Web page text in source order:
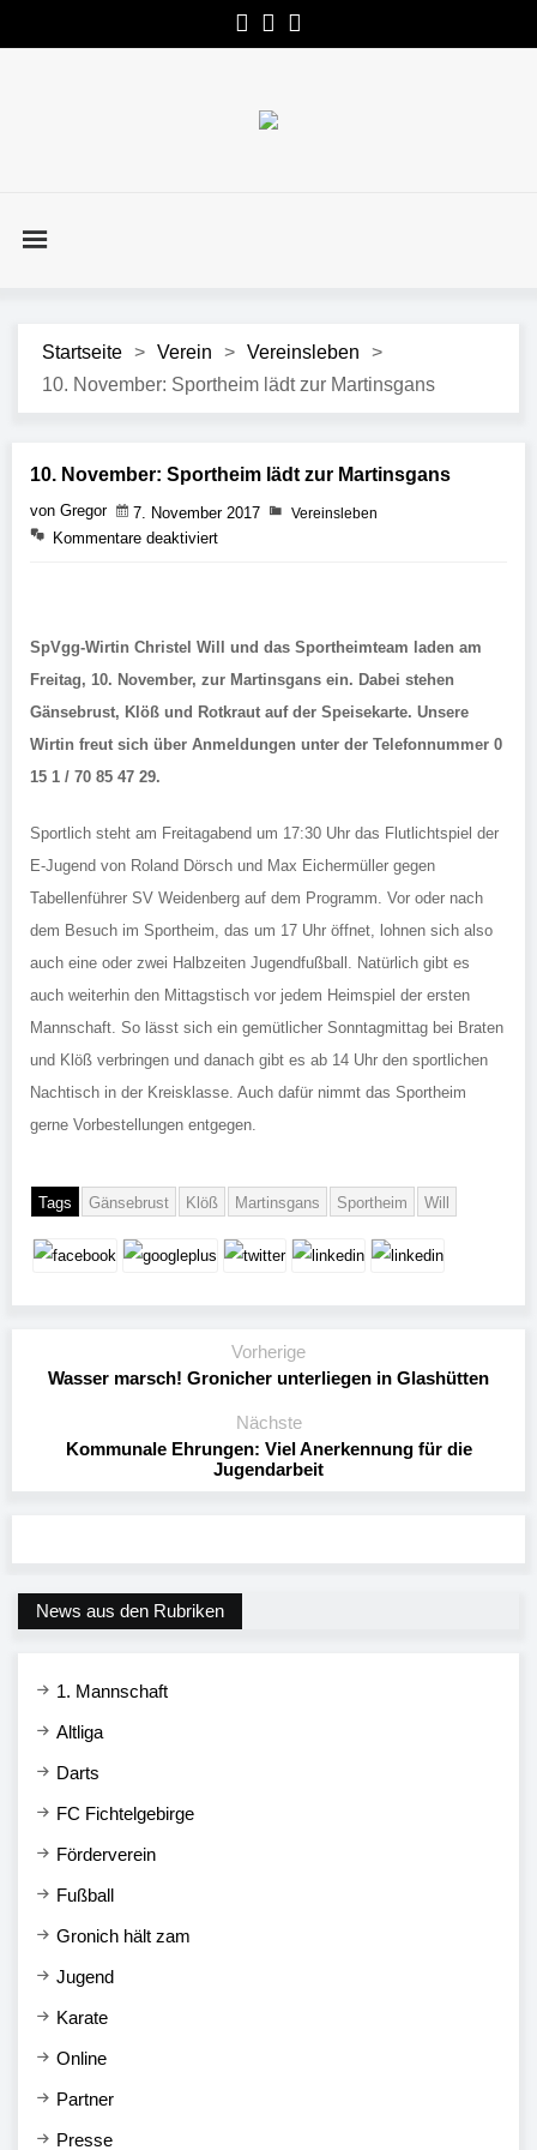
Startseite > Verein > Vereinsleben
>
10. November: Sportheim lädt zur Martinsgans
10. November: Sportheim lädt zur Martinsgans
von Gregor 7. November 2017 Vereinsleben
Kommentare deaktiviert
SpVgg-Wirtin Christel Will und das Sportheimteam laden am
Freitag, 10. November, zur Martinsgans ein. Dabei stehen
Gänsebrust, Klöß und Rotkraut auf der Speisekarte. Unsere
Wirtin freut sich über Anmeldungen unter der Telefonnummer 0
15 1 / 70 85 47 29.
Sportlich steht am Freitagabend um 17:30 Uhr das Flutlichtspiel der
E-Jugend von Roland Dörsch und Max Eichermüller gegen
Tabellenführer SV Weidenberg auf dem Programm. Vor oder nach
dem Besuch im Sportheim, das um 17 Uhr öffnet, lohnen sich also
auch eine oder zwei Halbzeiten Jugendfußball. Natürlich gibt es
auch weiterhin den Mittagstisch vor jedem Heimspiel der ersten
Mannschaft. So lässt sich ein gemütlicher Sonntagmittag bei Braten
und Klöß verbringen und danach gibt es ab 14 Uhr den sportlichen
Nachtisch in der Kreisklasse. Auch dafür nimmt das Sportheim
gerne Vorbestellungen entgegen.
Tags Gänsebrust Klöß Martinsgans Sportheim Will
Vorherige
Wasser marsch! Gronicher unterliegen in Glashütten
Nächste
Kommunale Ehrungen: Viel Anerkennung für die
Jugendarbeit
News aus den Rubriken
1. Mannschaft
Altliga
Darts
FC Fichtelgebirge
Förderverein
Fußball
Gronich hält zam
Jugend
Karate
Online
Partner
Presse